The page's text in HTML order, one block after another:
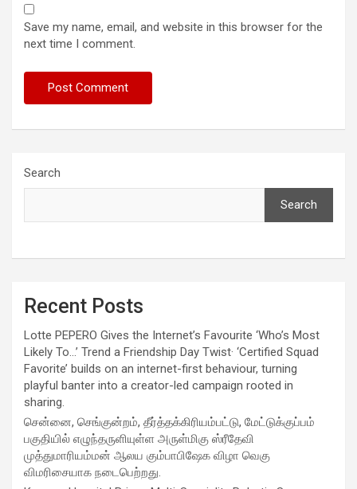
Save my name, email, and website in this browser for the
next time I comment.
Search
Search
Recent Posts
Lotte PEPERO Gives the Internet’s Favourite ‘Who’s Most
Likely To…’ Trend a Friendship Day Twist· ‘Certified Squad
Favorite’ builds on an internet-first behaviour, turning
playful banter into a creator-led campaign rooted in
sharing.
சென்னை, செங்குன்றம், தீர்த்தக்கிரியம்பட்டு, மேட்டுக்குப்பம்
பகுதியில் எழுந்தருளியுள்ள அருள்மிகு ஸ்ரீதேவி
முத்துமாரியம்மன் ஆலய கும்பாபிஷேக விழா வெகு
விமரிசையாக நடைபெற்றது.